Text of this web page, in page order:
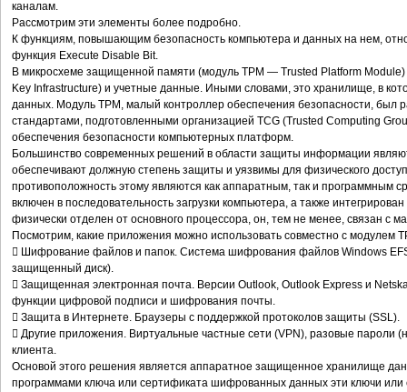
каналам.
Рассмотрим эти элементы более подробно.
К функциям, повышающим безопасность компьютера и данных на нем,
функция Execute Disable Bit.
В микросхеме защищенной памяти (модуль TPM — Trusted Platform
Key Infrastructure) и учетные данные. Иными словами, это хранилище, в
данных. Модуль TPM, малый контроллер обеспечения безопасности, был
стандартами, подготовленными организацией TCG (Trusted Computing
обеспечения безопасности компьютерных платформ.
Большинство современных решений в области защиты информации
обеспечивают должную степень защиты и уязвимы для физического
противоположность этому являются как аппаратным, так и программным
включен в последовательность загрузки компьютера, а также
физически отделен от основного процессора, он, тем не менее, связан с
Посмотрим, какие приложения можно использовать совместно с модулем
 Шифрование файлов и папок. Система шифрования файлов Windows
защищенный диск).
 Защищенная электронная почта. Версии Outlook, Outlook Express и
функции цифровой подписи и шифрования почты.
 Защита в Интернете. Браузеры с поддержкой протоколов защиты (SSL).
 Другие приложения. Виртуальные частные сети (VPN), разовые пароли
клиента.
Основой этого решения является аппаратное защищенное хранилище
программами ключа или сертификата шифрованных данных эти ключи